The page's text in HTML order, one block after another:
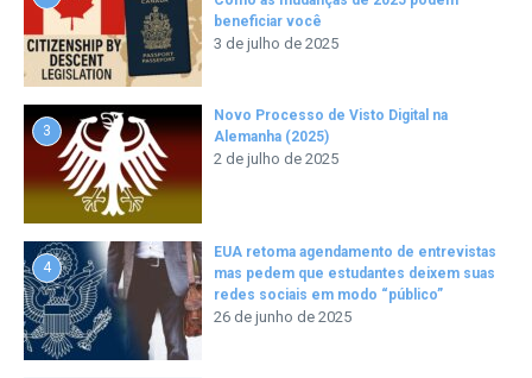
beneficiar você
3 de julho de 2025
3
Novo Processo de Visto Digital na
Alemanha (2025)
2 de julho de 2025
4
EUA retoma agendamento de entrevistas
mas pedem que estudantes deixem suas
redes sociais em modo “público”
26 de junho de 2025